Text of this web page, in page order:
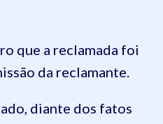
que a reclamada foi
da reclamante.
diante dos fatos